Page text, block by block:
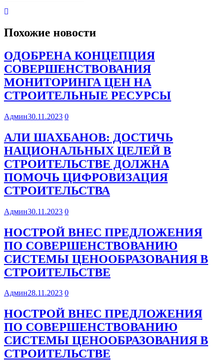
Похожие новости
ОДОБРЕНА КОНЦЕПЦИЯ
СОВЕРШЕНСТВОВАНИЯ
МОНИТОРИНГА ЦЕН НА
СТРОИТЕЛЬНЫЕ РЕСУРСЫ
Админ30.11.2023 0
АЛИ ШАХБАНОВ: ДОСТИЧЬ
НАЦИОНАЛЬНЫХ ЦЕЛЕЙ В
СТРОИТЕЛЬСТВЕ ДОЛЖНА
ПОМОЧЬ ЦИФРОВИЗАЦИЯ
СТРОИТЕЛЬСТВА
Админ30.11.2023 0
НОСТРОЙ ВНЕС ПРЕДЛОЖЕНИЯ
ПО СОВЕРШЕНСТВОВАНИЮ
СИСТЕМЫ ЦЕНООБРАЗОВАНИЯ В
СТРОИТЕЛЬСТВЕ
Админ28.11.2023 0
НОСТРОЙ ВНЕС ПРЕДЛОЖЕНИЯ
ПО СОВЕРШЕНСТВОВАНИЮ
СИСТЕМЫ ЦЕНООБРАЗОВАНИЯ В
СТРОИТЕЛЬСТВЕ